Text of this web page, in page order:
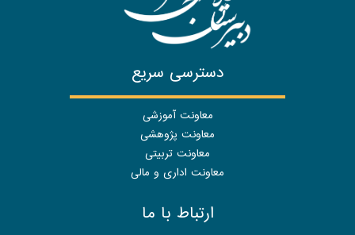
دسترسی سریع
معاونت آموزشی
معاونت پژوهشی
معاونت تربیتی
معاونت اداری و مالی
ارتباط با ما